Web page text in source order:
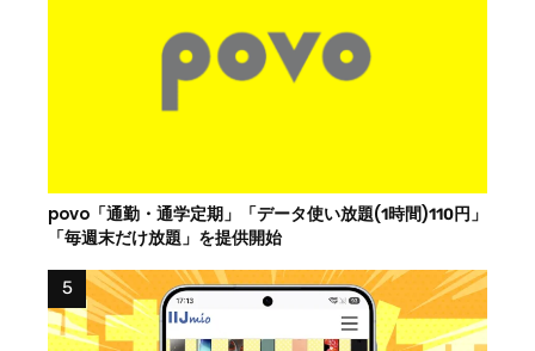
povo「通勤・通学定期」「データ使い放題(1時間)110円」
「毎週末だけ放題」を提供開始